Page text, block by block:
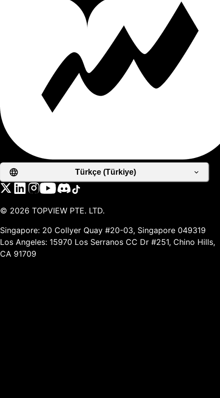
Türkçe (Türkiye)
© 2026 TOPVIEW PTE. LTD.
Singapore: 20 Collyer Quay #20-03, Singapore 049319
Los Angeles: 15970 Los Serranos CC Dr #251, Chino Hills,
CA 91709